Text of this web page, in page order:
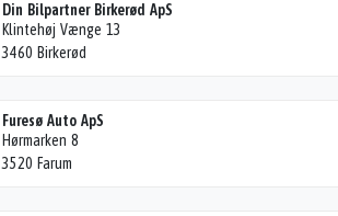
Din Bilpartner Birkerød ApS
Klintehøj Vænge 13
3460 Birkerød
Furesø Auto ApS
Hørmarken 8
3520 Farum